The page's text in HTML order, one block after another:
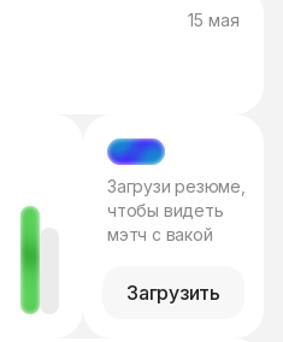
15 мая
МЭТЧ
Загрузи резюме,
чтобы видеть
мэтч с вакой
Загрузить